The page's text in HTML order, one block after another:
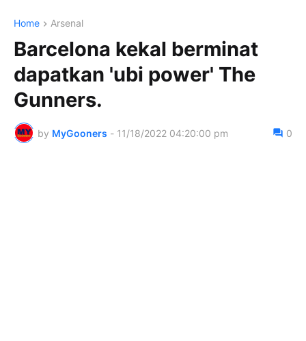
Home Arsenal
Barcelona kekal berminat
dapatkan 'ubi power' The
Gunners.
by MyGooners - 11/18/2022 04:20:00 pm 0